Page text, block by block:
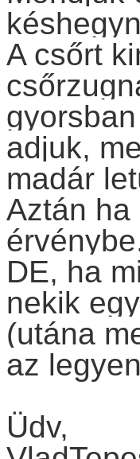
A csőrt
adjuk,
madár
Aztán
DE, ha
nekik
(utána
az
Üdv,